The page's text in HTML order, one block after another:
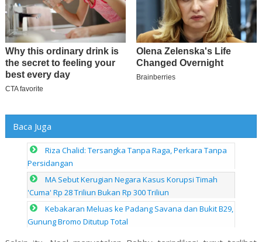
Baca Juga
Riza Chalid: Tersangka Tanpa Raga, Perkara Tanpa
Persidangan
MA Sebut Kerugian Negara Kasus Korupsi Timah
'Cuma' Rp 28 Triliun Bukan Rp 300 Triliun
Kebakaran Meluas ke Padang Savana dan Bukit B29,
Gunung Bromo Ditutup Total